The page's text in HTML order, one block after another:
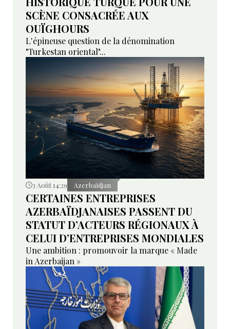
SCÈNE CONSACRÉE AUX
OUÏGHOURS
L'épineuse question de la dénomination
"Turkestan oriental"...
3 Août 14:29 Azerbaïdjan
CERTAINES ENTREPRISES
AZERBAÏDJANAISES PASSENT DU
STATUT D’ACTEURS RÉGIONAUX À
CELUI D’ENTREPRISES MONDIALES
Une ambition : promouvoir la marque « Made
in Azerbaijan »